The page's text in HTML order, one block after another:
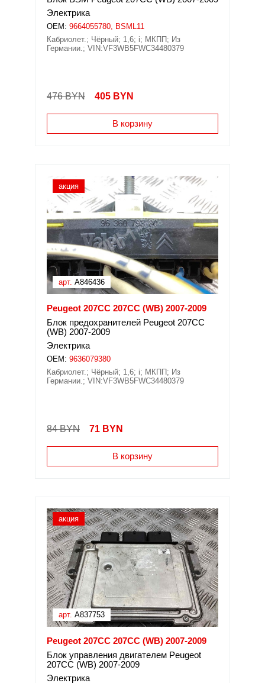
Электрика
OEM: 9664055780, BSML11
Кабриолет.; Чёрный; 1,6; i; МКПП; Из
Германии.; VIN:VF3WB5FWC34480379
476 BYN 405 BYN
В корзину
акция
арт. A846436
Peugeot 207CC 207CC (WB) 2007-2009
Блок предохранителей Peugeot 207CC
(WB) 2007-2009
Электрика
OEM: 9636079380
Кабриолет.; Чёрный; 1,6; i; МКПП; Из
Германии.; VIN:VF3WB5FWC34480379
84 BYN 71 BYN
В корзину
акция
арт. A837753
Peugeot 207CC 207CC (WB) 2007-2009
Блок управления двигателем Peugeot
207CC (WB) 2007-2009
Электрика